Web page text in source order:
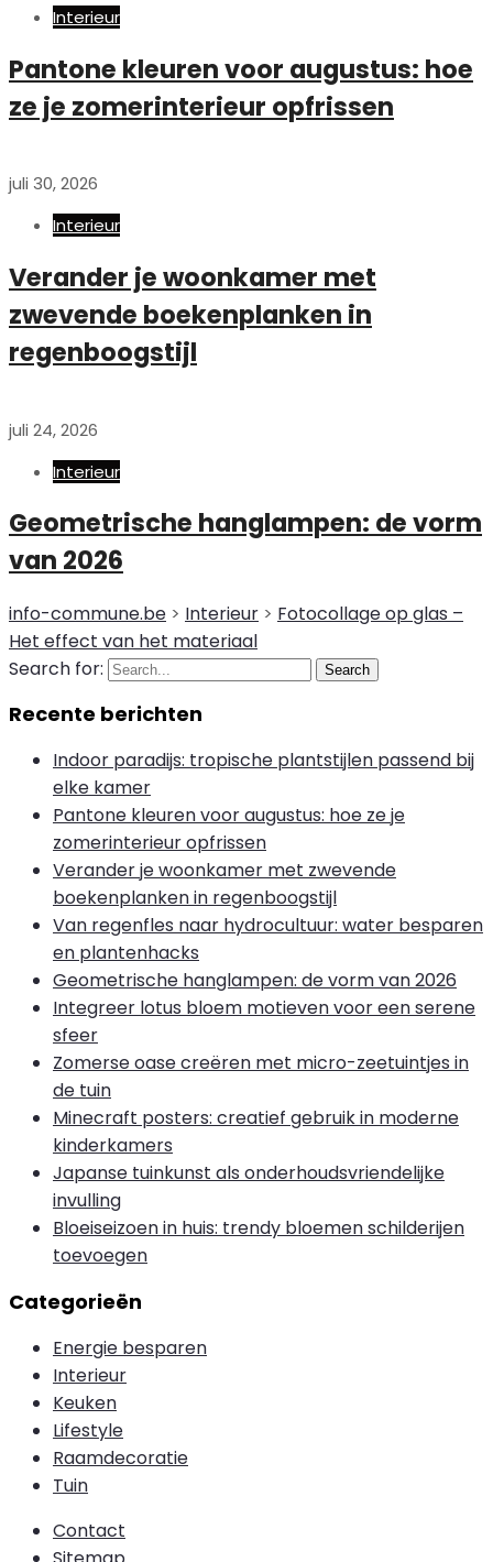
Interieur
Pantone kleuren voor augustus: hoe
ze je zomerinterieur opfrissen
juli 30, 2026
Interieur
Verander je woonkamer met
zwevende boekenplanken in
regenboogstijl
juli 24, 2026
Interieur
Geometrische hanglampen: de vorm
van 2026
info-commune.be > Interieur > Fotocollage op glas –
Het effect van het materiaal
Search for:
Search
Recente berichten
Indoor paradijs: tropische plantstijlen passend bij
elke kamer
Pantone kleuren voor augustus: hoe ze je
zomerinterieur opfrissen
Verander je woonkamer met zwevende
boekenplanken in regenboogstijl
Van regenfles naar hydrocultuur: water besparen
en plantenhacks
Geometrische hanglampen: de vorm van 2026
Integreer lotus bloem motieven voor een serene
sfeer
Zomerse oase creëren met micro-zeetuintjes in
de tuin
Minecraft posters: creatief gebruik in moderne
kinderkamers
Japanse tuinkunst als onderhoudsvriendelijke
invulling
Bloeiseizoen in huis: trendy bloemen schilderijen
toevoegen
Categorieën
Energie besparen
Interieur
Keuken
Lifestyle
Raamdecoratie
Tuin
Contact